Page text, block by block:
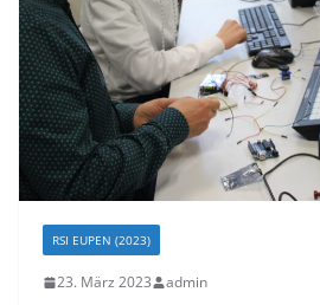
RSI EUPEN (2023)
23. März 2023 admin